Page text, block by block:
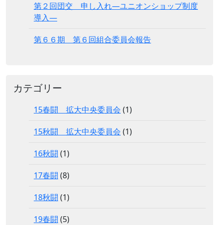
第２回団交 申し入れ―ユニオンショップ制度
導入―
第６６期 第６回組合委員会報告
カテゴリー
15春闘 拡大中央委員会 (1)
15秋闘 拡大中央委員会 (1)
16秋闘 (1)
17春闘 (8)
18秋闘 (1)
19春闘 (5)